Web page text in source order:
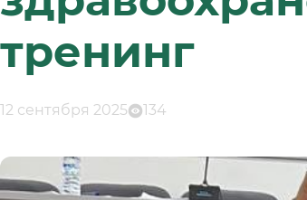
тренинг
12 сентября 2025 134